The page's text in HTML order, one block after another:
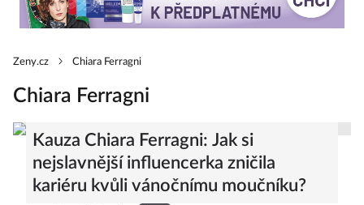
Zeny.cz Chiara Ferragni
Chiara Ferragni
Kauza Chiara Ferragni: Jak si
nejslavnější influencerka zničila
kariéru kvůli vánočnímu moučníku?